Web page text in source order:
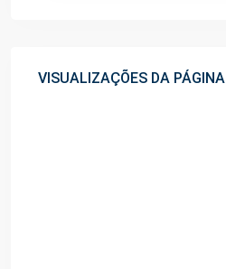
VISUALIZAÇÕES DA PÁGINA